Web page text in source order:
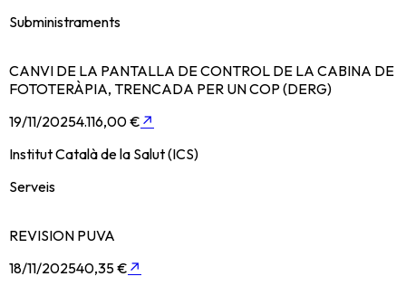
Subministraments
CANVI DE LA PANTALLA DE CONTROL DE LA CABINA DE
FOTOTERÀPIA, TRENCADA PER UN COP (DERG)
19/11/20254.116,00 € ↗
Institut Català de la Salut (ICS)
Serveis
REVISION PUVA
18/11/202540,35 € ↗